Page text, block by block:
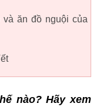
và ăn đồ nguội của
nào? Hãy xem